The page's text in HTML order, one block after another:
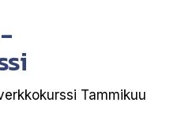
Tammikuu